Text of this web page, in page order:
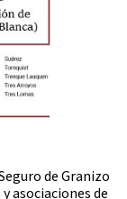
de Granizo
asociaciones de